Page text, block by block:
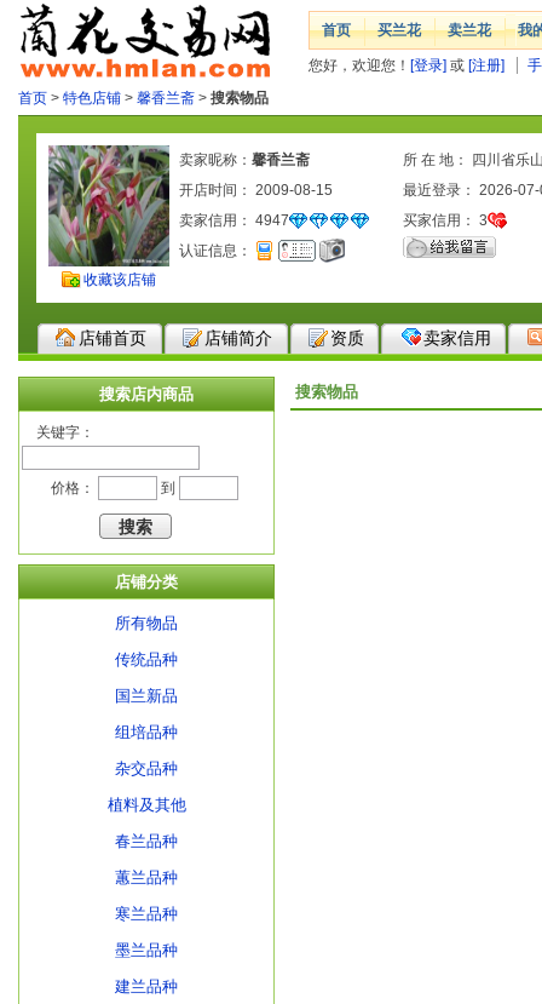
首页 买兰花 卖兰花 我
您好，欢迎您！ [登录] 或 [注册]
首页 > 特色店铺 > 馨香兰斋 > 搜索物品
收藏该店铺
卖家昵称： 馨香兰斋
所 在 地： 四川省乐
开店时间： 2009-08-15
最近登录： 2026-
卖家信用： 4947 买家信用： 3
认证信息：
店铺首页 店铺简介 资质 卖家信用
搜索店内商品
关键字：
价格： 到
店铺分类
所有物品
传统品种
国兰新品
组培品种
杂交品种
植料及其他
春兰品种
蕙兰品种
寒兰品种
墨兰品种
建兰品种
搜索物品